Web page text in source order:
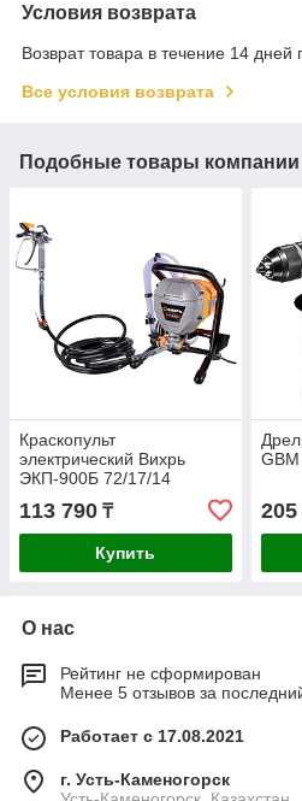
Условия возврата
Возврат товара в течение 14 дней
Все условия возврата
Подобные товары компании
Краскопульт
электрический Вихрь
ЭКП-900Б 72/17/14
113 790 ₸
Купить
205
О нас
Рейтинг не сформирован
Менее 5 отзывов за
Работает с 17.08.2021
г. Усть-Каменогорск